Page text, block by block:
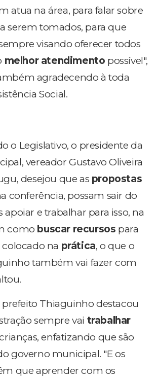
atua na área, para falar sobre
a serem tomados, para que
visando oferecer todos
melhor atendimento possível",
agradecendo à toda
Social.
o Legislativo, o presidente da
vereador Gustavo Oliveira
desejou que as propostas
conferência, possam sair do
apoiar e trabalhar para isso, na
como buscar recursos para
na prática, o que o
também vai fazer com
prefeito Thiaguinho destacou
sempre vai trabalhar
enfatizando que são
governo municipal. "E os
que aprender com os